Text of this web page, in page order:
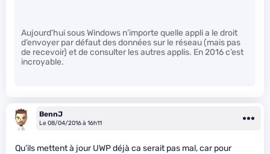
Aujourd’hui sous Windows n’importe quelle appli a le droit
d’envoyer par défaut des données sur le réseau (mais pas
de recevoir) et de consulter les autres applis. En 2016 c’est
incroyable.
BennJ
Le 08/04/2016 à 16h11
Qu’ils mettent à jour UWP déjà ca serait pas mal, car pour